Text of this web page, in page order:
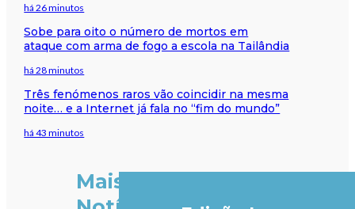
há 26 minutos
Sobe para oito o número de mortos em
ataque com arma de fogo a escola na Tailândia
há 28 minutos
Três fenómenos raros vão coincidir na mesma
noite… e a Internet já fala no “fim do mundo”
há 43 minutos
Mais